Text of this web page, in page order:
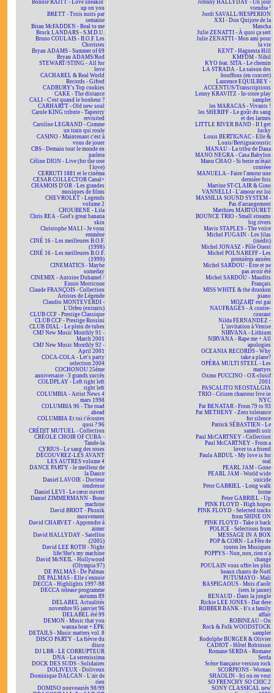
Bonnie RAITT - Love sneakin'
up on you
BRETT - Trois nuits par
semaine
Brian McFADDEN - Real to me
Brock LANDARS - S.M.D.U.
Bruno COULAIS - B.O.F. Les
Choristes
Bryan ADAMS - Summer of 69
Bryan ADAMS/Rod
STEWART/STING - All for
love
CACHAREL & Real World
Records - Gifted
CADBURY's Top cookies
CAKE - The distance
CALI - C'est quand le bonheur ?
CARHARTT - Old new soul
Carole KING tribute - Tapestry
revisited
Caroline LEGRAND - Comme
un train qui roule
CASINO - Maintenant c'est à
vous de jouer
CBS - Demain tout le monde en
parlera
Céline DION - Live (for the one
I love)
CERRUTI 1881 et le cinéma
CESAR COLLECTOR Canal+
CHAMOIS D'OR - Les grandes
musiques de films
CHEVROLET - Legends
volume 2
CHOUBENE - Lila
Chris REA - God's great banana
skin
Christophe MALI - Je vous
emmène
CINÉ 16 - Les meilleures B.O.F.
(1998)
CINÉ 16 - Les meilleures B.O.F.
(1999)
CINEMATICS - Maybe
someday
CINEMIX - Antoine Duhamel /
Ennio Morricone
Claude FRANÇOIS - Collection
Artistes de Légende
Claudio MONTEVERDI -
L'Orfeo (extraits)
CLUB CCF - Prestige Classique
CLUB CCF - Prestige Rossini
CLUB DIAL - Le plein de tubes
CMJ New Music Monthly 91 -
March 2001
CMJ New Music Monthly 92 -
April 2001
COCA-COLA - Let's party
selection 2004
COCHONOU 25ème
anniversaire - 3 grands succès
COLDPLAY - Left right left
right left
COLUMBIA - Artist News 4
mars 1998
COLUMBIA 96 - The road
ahead
COLUMBIA Et toi t'écoutes
quoi ? 96
CRÉDIT MUTUEL - Collection
CRÉOLE CHOIR OF CUBA -
Tande-la
CYRIUS - Le sang des roses
DÉCOUVREZ-LES AVANT
LES AUTRES volume 4
DANCE PARTY - le meilleur de
la Dance
Daniel LAVOIE - Docteur
tendresse
Daniel LEVI - Le cœur ouvert
Daniel ZIMMERMANN - Bone
machine
David BRIOT - Phonik
mouvement
David CHARVET - Apprendre à
aimer
David HALLYDAY - Satellite
(2005)
David LEE ROTH - Night
life/She's my machine
David McNEIL - Hollywood
(Olympia 97)
DE PALMAS - De Palmas
DE PALMAS - Elle s'ennuie
DECCA - Highlights 1997-98
DECCA release programme
autumn 89
DELABEL Actualités
novembre 95 janvier 96
DELABEL été 99
DEMON - Music that you
wanna hear + EPK
DETAILS - Music matters vol. 8
DISCO PARTY - La fièvre du
disco
DJ LBR - LE CORRUPTEUR
DNA - La serenissima
DOCK DES SUDS - Solidaires
DOLIVEUX - Doliveux
Dominique DALCAN - L'air de
rien
DOMINO nouveautés 98/99
Johnny HALLYDAY - Un jour
viendra ²
Jordi SAVALL/HESPERION
XXI - Don Quijote de la
Mancha
Julie ZENATTI - À quoi ça sert
Julie ZENATTI - Mon ami pour
la vie
KENT - Hagnesta Hill
KMFDM - Nihil
KYO feat. SITA - Le chemin
LA STRADA - La saison des
bouffons (en concert)
Laurence EQUILBEY -
ACCENTUS/Transcriptions
Lenny KRAVITZ - In-store play
sampler
les MARACAS - Vivants !
les SHERIFF - Le goût du sang
et des larmes
LITTLE RIVER BAND - If I get
lucky
Louis BERTIGNAC - Elle &
Louis/Bertignacoustic
MANAU - La tribu de Dana
MANO NEGRA - Casa Babylon
Manu CHAO - Si berie m'était
contéee
MANUELA - Faire l'amour une
dernière fois
Martine ST-CLAIR & Gino
VANNELLI - L'amour est loi
MASSILIA SOUND SYSTEM -
Pas d'arrangement
Matthieu MARTOURET
BOUNCE TRIO - Small streams
big rivers
Mavis STAPLES - The voice
Michel FUGAIN - Les lilas
(inédit)
Michel JONASZ - Pôle Ouest
Michel POLNAREFF - Les
premières années
Michel SARDOU - Être et ne
pas avoir été
Michel SARDOU - Maudits
Français
MISS WHITE & the drunken
piano
MOZART est gai
NAUFRAGÉS - À contre-
courant
Nilda FERNANDEZ -
L'invitation à Venise
NIRVANA - Lithium
NIRVANA - Rape me + All
apologies
OCEANIA RECORDS - Why
take a plane?
OPÉRA MULTI STEEL - Les
martyrs
Oxmo PUCCINO - OX-clusif
2001
PASCALITO NEOSTALGIA
TRIO - Citizen chanteur live in
NYC
Pat BENATAR - From 79 to 93
Pat METHENY - Zero tolerance
for silence
Patrick SÉBASTIEN - Le
samedi soir
Paul McCARTNEY - Collection
Paul McCARTNEY - From a
lover to a friend
Paula ABDUL - My love is for
real
PEARL JAM - Gone
PEARL JAM - World wide
suicide
Peter GABRIEL - Long walk
home
Peter GABRIEL - Up
PINK FLOYD - High hopes
PINK FLOYD - Selected tracks
from SHINE ON
PINK FLOYD - Take it back
POLICE - Selections from
MESSAGE IN A BOX
POP & CORN - La Fête de
toutes les Musiques
POPPYS - Non, non, rien n'a
changé
POULAIN vous offre les plus
beaux chants de Noël
PUTUMAYO - Mali
RASPIGAOUS - Mois d'août
(sers le jaune)
RENAUD - Dans la jungle
Rickie LEE JONES - Dat dere
ROBBER BANK - It's a family
affair
ROBINEAU - On
Rock & Folk WOODSTOCK
sampler
Rodolphe BURGER & Olivier
CADIOT - Hôtel Robinson
Romane SERDA - Romane
Serda
Scène française version rock
SCORPIONS - Woman
SHAOLIN - Ici on en veut
SO FRENCHY SO CHIC 2
SONY CLASSICAL new